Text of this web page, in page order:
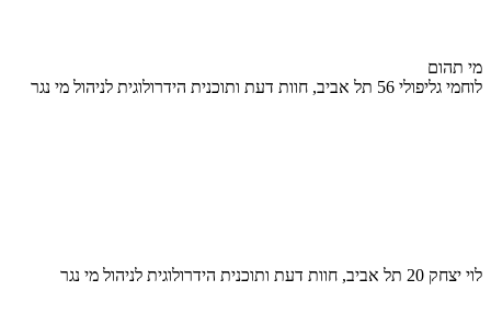
מי תהום
לוחמי גליפולי 56 תל אביב, חוות דעת ותוכנית הידרולוגית לניהול מי נגר
לוי יצחק 20 תל אביב, חוות דעת ותוכנית הידרולוגית לניהול מי נגר